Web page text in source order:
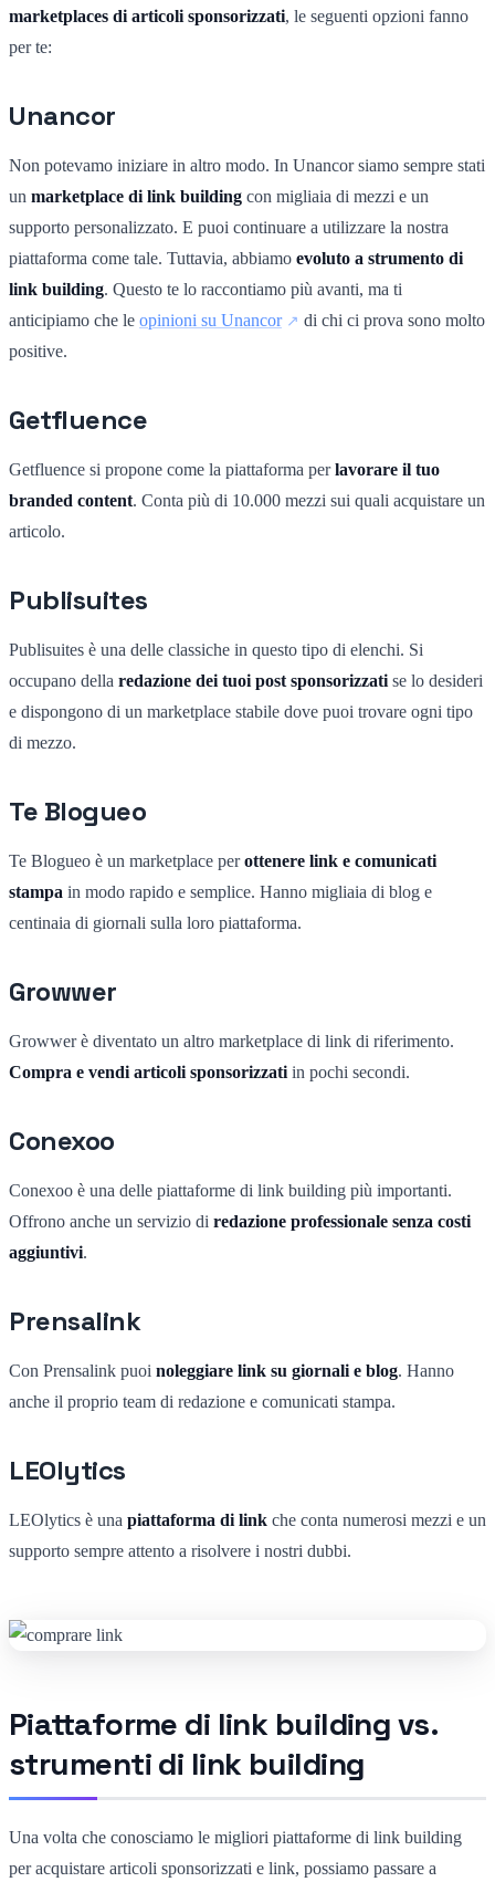
marketplaces di articoli sponsorizzati, le seguenti opzioni fanno
per te:
Unancor
Non potevamo iniziare in altro modo. In Unancor siamo sempre stati
un marketplace di link building con migliaia di mezzi e un
supporto personalizzato. E puoi continuare a utilizzare la nostra
piattaforma come tale. Tuttavia, abbiamo evoluto a strumento di
link building. Questo te lo raccontiamo più avanti, ma ti
anticipiamo che le opinioni su Unancor
di chi ci prova sono molto
positive.
Getfluence
Getfluence si propone come la piattaforma perlavorare il tuo
branded content. Conta più di 10.000 mezzi sui quali acquistare un
articolo.
Publisuites
Publisuites è una delle classiche in questo tipo di elenchi. Si
occupano della redazione dei tuoi post sponsorizzati se lo desideri
e dispongono di un marketplace stabile dove puoi trovare ogni tipo
di mezzo.
Te Blogueo
Te Blogueo è un marketplace perottenere link e comunicati
stampa in modo rapido e semplice. Hanno migliaia di blog e
centinaia di giornali sulla loro piattaforma.
Growwer
Growwer è diventato un altro marketplace di link di riferimento.
Compra e vendi articoli sponsorizzati in pochi secondi.
Conexoo
Conexoo è una delle piattaforme di link building più importanti.
Offrono anche un servizio di redazione professionale senza costi
aggiuntivi.
Prensalink
Con Prensalink puoi noleggiare link su giornali e blog. Hanno
anche il proprio team di redazione e comunicati stampa.
LEOlytics
LEOlytics è una piattaforma di link che conta numerosi mezzi e un
supporto sempre attento a risolvere i nostri dubbi.
Piattaforme di link building vs.
strumenti di link building
Una volta che conosciamo le migliori piattaforme di link building
per acquistare articoli sponsorizzati e link, possiamo passare a